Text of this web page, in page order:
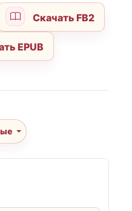
Скачать FB2
EPUB